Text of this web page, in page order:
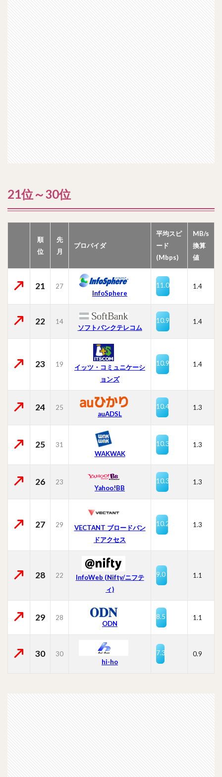
21位～30位
順
位
先
月
プロバイダ
平均スピ
ード
(Mbps)
MB/s
換算
値
21
27
InfoSphere
11.0 1.4
22 14
ソフトバンクテレコム
10.9 1.4
23 19
イッツ・コミュニケーシ
ョンズ
10.9 1.4
24
25
auADSL
10.4 1.3
25
31
WAKWAK
10.3 1.3
26 23
Yahoo!BB
10.3 1.3
27 29
VECTANT ブロードバン
ドアクセス
10.2 1.3
28 22
InfoWeb (Nifty/ニフテ
ィ)
9.0 1.1
29 28
ODN
8.5 1.1
30
30
hi-ho
7.3 0.9